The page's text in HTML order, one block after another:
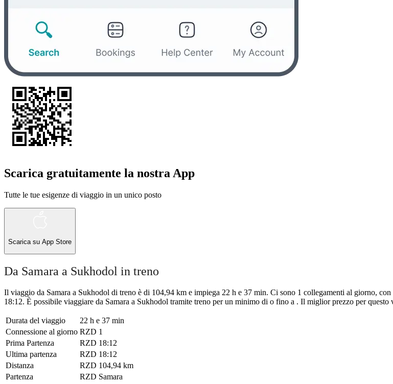
Scarica gratuitamente la nostra App
Tutte le tue esigenze di viaggio in un unico posto
Scarica su App Store
Da Samara a Sukhodol in treno
Il viaggio da Samara a Sukhodol di treno è di 104,94 km e impiega 22 h e 37 min. Ci sono 1 collegamenti al giorno,
18:12. È possibile viaggiare da Samara a Sukhodol tramite treno per un minimo di o fino a . Il miglior prezzo per questo
Durata del viaggio
22 h e 37 min
Connessione al giorno RZD 1
Prima Partenza
RZD 18:12
Ultima partenza
RZD 18:12
Distanza
RZD 104,94 km
Partenza
RZD Samara